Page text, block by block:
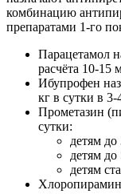
комбинацию
препаратами 1-го
Парацетамол
расчёта 10-15
Ибупрофен
кг в сутки в
Прометазин
сутки:
детям до
детям до
детям
Хлоропирамин